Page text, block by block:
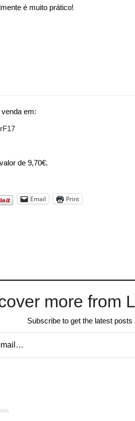
é muito prático!
em:
de 9,70€.
Email Print
more from
Subscribe to get the latest